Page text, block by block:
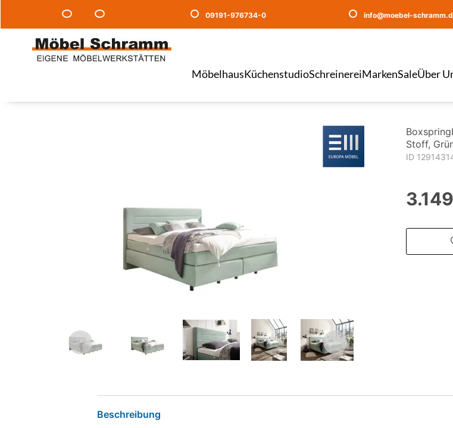
09191-976734-0 info@moebel-
MöbelhausKüchenstudioSchreinereiMarkenSaleÜber
Stoff,
ID
Beschreibung